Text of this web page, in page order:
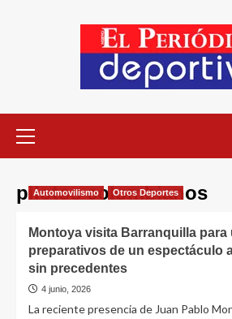
pilotos colombianos
Automovilismo Otros Deportes
Montoya visita Barranquilla para
preparativos de un espectáculo
sin precedentes
4 junio, 2026
La reciente presencia de Juan Pablo